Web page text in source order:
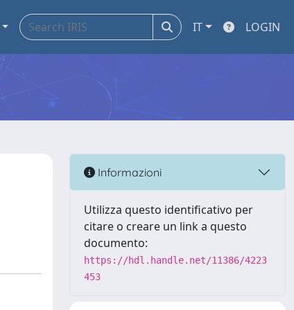
IT LOGIN
Informazioni
Utilizza questo identificativo per
citare o creare un link a questo
documento:
https://hdl.handle.net/11386/4223
453